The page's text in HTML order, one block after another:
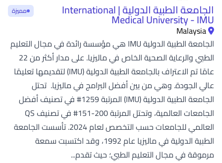
الجامعة الطبية الدولية | International
Medical University - IMU مميزة
Malaysia
الجامعة الطبية الدولية IMU هي مؤسسة رائدة في مجال التعليم
الطبي والرعاية الصحية الخاص في ماليزيا. على مدار أكثر من 22
عامًا تم الاعتراف بالجامعة الطبية الدولية (IMU) لتقديمها تعليمًا
عالي الجودة. وهي من بين أفضل البرامج في ماليزيا. تحتل
الجامعة الطبية الدولية (IMU) المرتبة 1259# في تصنيف أفضل
الجامعات العالمية، وتحتل المرتبة 200-151# في تصنيف QS
العالمي للجامعات حسب التخصص لعام 2024. تأسست الجامعة
الطبية الدولية في ماليزيا عام 1992، وقد اكتسبت سمعة
مرموقة في مجال التعليم الطبي؛ حيث تقدم...